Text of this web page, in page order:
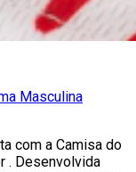
Masculina
com a Camisa do
. Desenvolvida